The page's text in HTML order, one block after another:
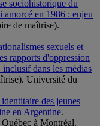
sociohistorique du
amorcé en 1986 : enjeu
de maîtrise).
sexuels et
rapports d'oppression
dans les médias
Université du
des jeunes
en Argentine.
à Montréal.